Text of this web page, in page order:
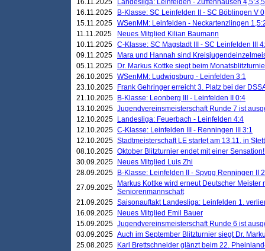
16.11.2025
Landesliga: Leinfelden - Zuffenhausen 4,5:3,5
16.11.2025
B-Klasse: SC Leinfelden II - SC Böblingen V
15.11.2025 WSenMM: Leinfelden - Neckartenzlingen
11.11.2025
Neues Mitglied Kilian Baumann
10.11.2025 C-Klasse: SC Magstadt III - SC Leinfelden III
09.11.2025
Mara und Hannah sind
05.11.2025
Dr. Markus Kottke siegt beim
26.10.2025 WSenMM: Ludwigsburg - Leinfelden 3:1
23.10.2025
Frank Gehringer erreicht 3. Platz bei der
21.10.2025
B-Klasse: Leonberg III - Leinfelden II 0:4
13.10.2025 Jugendvereinsmeisterschaft Runde 7 ist
12.10.2025
Landesliga: Feuerbach - Leinfelden 4:4
12.10.2025 C-Klasse: Leinfelden III - Renningen III 3:1
12.10.2025 Stadtmeisterschaft LE startet am 13.11. in
08.10.2025 Oktober Blitzturnier endet mit einer
30.09.2025
Neues Mitglied Luis Zhi
28.09.2025
B-Klasse: Leinfelden II - Spvgg Renningen II
27.09.2025
Markus Kottke wird erneut Deutscher Meister
Seniorenmannschaft
21.09.2025 Saisonauftakt Landesliga: Leinfelden 1.
16.09.2025
Neues Mitglied Emil Bauer
15.09.2025 Jugendvereinsmeisterschaft Runde 6 ist
03.09.2025 Auch im September Blitzturnier siegt Dr.
25.08.2025
Karl Brettschneider glänzt beim 22.